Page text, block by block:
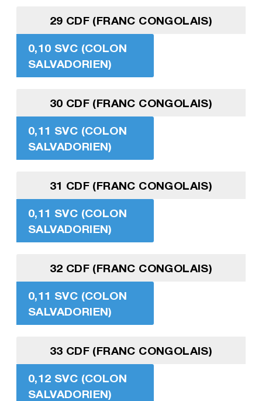
29 CDF (FRANC CONGOLAIS)
0,10 SVC (COLON
SALVADORIEN)
30 CDF (FRANC CONGOLAIS)
0,11 SVC (COLON
SALVADORIEN)
31 CDF (FRANC CONGOLAIS)
0,11 SVC (COLON
SALVADORIEN)
32 CDF (FRANC CONGOLAIS)
0,11 SVC (COLON
SALVADORIEN)
33 CDF (FRANC CONGOLAIS)
0,12 SVC (COLON
SALVADORIEN)